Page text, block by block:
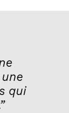
qui